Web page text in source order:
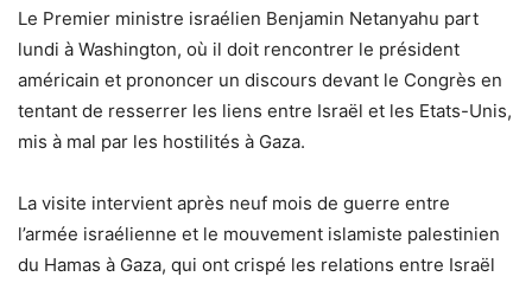
Le Premier ministre israélien Benjamin Netanyahu part
lundi à Washington, où il doit rencontrer le président
américain et prononcer un discours devant le Congrès en
tentant de resserrer les liens entre Israël et les Etats-Unis,
mis à mal par les hostilités à Gaza.
La visite intervient après neuf mois de guerre entre
l’armée israélienne et le mouvement islamiste palestinien
du Hamas à Gaza, qui ont crispé les relations entre Israël